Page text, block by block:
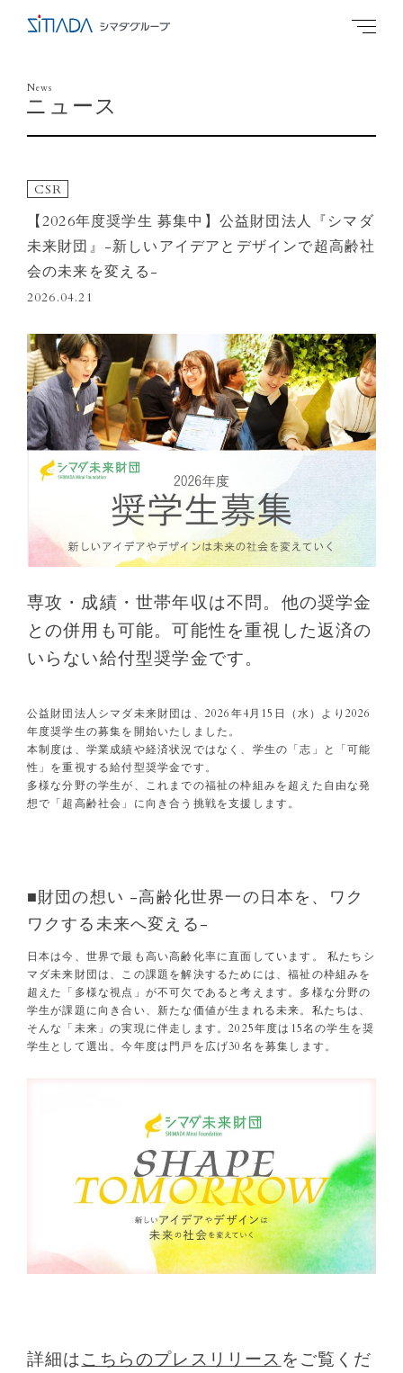
News
ニュース
CSR
【2026年度奨学生 募集中】公益財団法人『シマダ
未来財団』-新しいアイデアとデザインで超高齢社
会の未来を変える-
2026.04.21
専攻・成績・世帯年収は不問。他の奨学金
との併用も可能。可能性を重視した返済の
いらない給付型奨学金です。
公益財団法人シマダ未来財団は、2026年4月15日（水）より2026
年度奨学生の募集を開始いたしました。
本制度は、学業成績や経済状況ではなく、学生の「志」と「可能
性」を重視する給付型奨学金です。
多様な分野の学生が、これまでの福祉の枠組みを超えた自由な発
想で「超高齢社会」に向き合う挑戦を支援します。
■財団の想い -高齢化世界一の日本を、ワク
ワクする未来へ変える-
日本は今、世界で最も高い高齢化率に直面しています。 私たちシ
マダ未来財団は、この課題を解決するためには、福祉の枠組みを
超えた「多様な視点」が不可欠であると考えます。多様な分野の
学生が課題に向き合い、新たな価値が生まれる未来。私たちは、
そんな「未来」の実現に伴走します。2025年度は15名の学生を奨
学生として選出。今年度は門戸を広げ30名を募集します。
詳細はこちらのプレスリリース をご覧くだ